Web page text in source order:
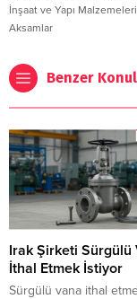
İnşaat ve Yapı Malzemeleri
Aksamlar
Benzer
Irak Şirketi Sürgülü
İthal Etmek İstiyor
Sürgülü vana ithal